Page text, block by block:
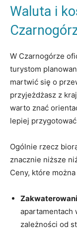
Waluta ⁣i
W Czarnogórze
⁢turystom
martwić się o
przyjeżdżasz z
warto znać
lepiej
Ogólnie ‌rzecz
znacznie niższe
Ceny, ⁣które
apartamentach
zależności od